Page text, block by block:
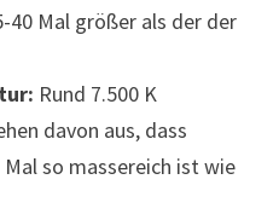
40 Mal größer als der der
Rund 7.500 K
davon aus, dass
so massereich ist wie